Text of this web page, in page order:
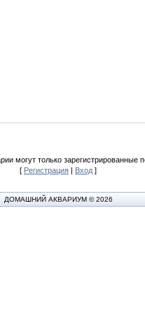
могут только зарегистрированные
[ Регистрация | Вход ]
ДОМАШНИЙ АКВАРИУМ © 2026